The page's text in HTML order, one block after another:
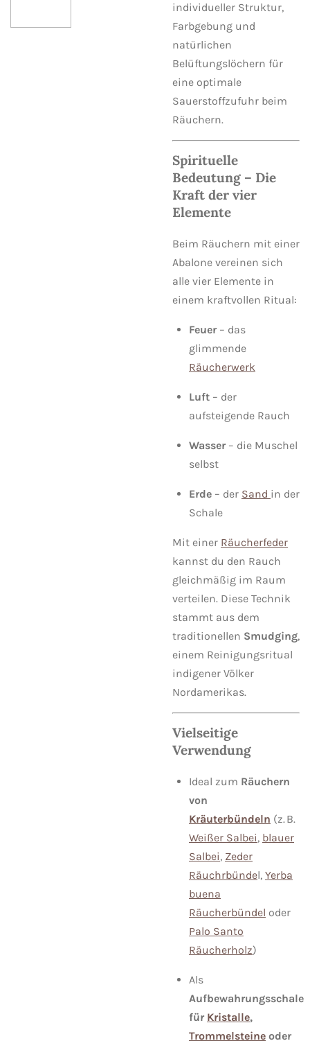
individueller Struktur,
Farbgebung und
natürlichen
Belüftungslöchern für
eine optimale
Sauerstoffzufuhr beim
Räuchern.
Spirituelle
Bedeutung – Die
Kraft der vier
Elemente
Beim Räuchern mit einer
Abalone vereinen sich
alle vier Elemente in
einem kraftvollen Ritual:
Feuer – das
glimmende
Räucherwerk
Luft – der
aufsteigende Rauch
Wasser – die Muschel
selbst
Erde – der Sand in der
Schale
Mit einer Räucherfeder
kannst du den Rauch
gleichmäßig im Raum
verteilen. Diese Technik
stammt aus dem
traditionellen Smudging,
einem Reinigungsritual
indigener Völker
Nordamerikas.
Vielseitige
Verwendung
Ideal zum Räuchern
von
Kräuterbündeln (z. B.
Weißer Salbei, blauer
Salbei, Zeder
Räuchrbündel, Yerba
buena
Räucherbündel oder
Palo Santo
Räucherholz)
Als
Aufbewahrungsschale
für Kristalle,
Trommelsteine oder